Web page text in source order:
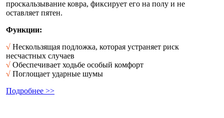
проскальзывание ковра, фиксирует его на полу и не
оставляет пятен.
Функции:
√ Нескользящая подложка, которая устраняет риск
несчастных случаев
√ Обеспечивает ходьбе особый комфорт
√ Поглощает ударные шумы
Подробнее >>